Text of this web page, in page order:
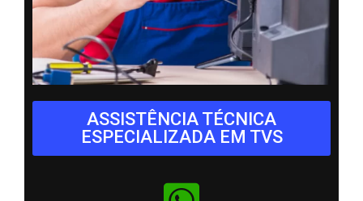
ASSISTÊNCIA TÉCNICA
ESPECIALIZADA EM TVS